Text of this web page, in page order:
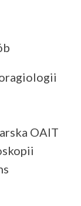
OAIT